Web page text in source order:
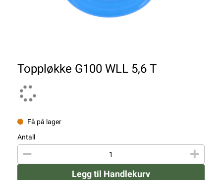
Toppløkke G100 WLL 5,6 T
Få på lager
Antall
Legg til Handlekurv